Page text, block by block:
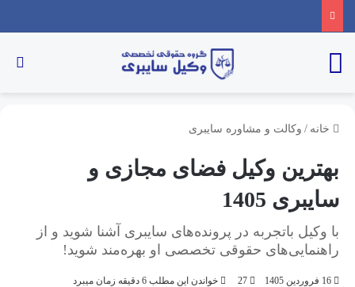
خانه / وکالت و مشاوره سایبری
بهترین وکیل فضای مجازی و
سایبری 1405
با وکیل باتجربه در پرونده‌های سایبری آشنا شوید و از
راهنمایی‌های حقوقی تخصصی او بهره‌مند شوید!
16 فروردین 1405 27 خواندن این مطلب 6 دقیقه زمان میبرد